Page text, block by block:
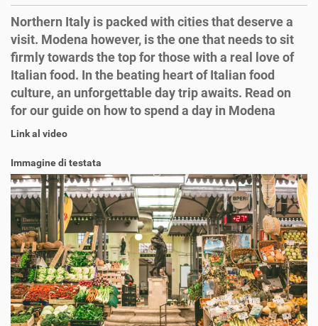
Northern Italy is packed with cities that deserve a
visit. Modena however, is the one that needs to sit
firmly towards the top for those with a real love of
Italian food. In the beating heart of Italian food
culture, an unforgettable day trip awaits. Read on
for our guide on how to spend a day in Modena
Link al video
Immagine di testata